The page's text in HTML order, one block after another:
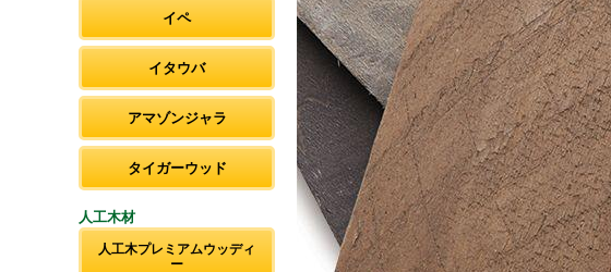
イペ
イタウバ
アマゾンジャラ
タイガーウッド
人工木材
人工木プレミアムウッディ
ー